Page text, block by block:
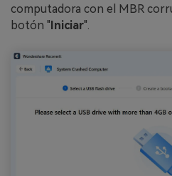
computadora con el MBR
botón "Iniciar".󠀲󠀡󠀩󠀣󠀡󠀩󠀣󠀠󠀩